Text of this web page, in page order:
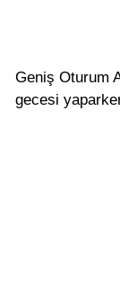
Geniş Oturum
gecesi